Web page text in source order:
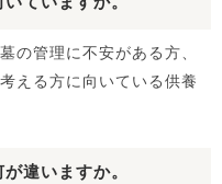
の管理に不安がある方、
える方に向いている供養
違いますか。